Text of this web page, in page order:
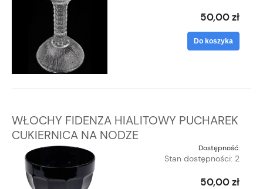
50,00 zł
Do koszyka
WŁOCHY FIDENZA HIALITOWY PUCHAREK
CUKIERNICA NA NODZE
Dostępność:
Stan dostępności: 2
50,00 zł